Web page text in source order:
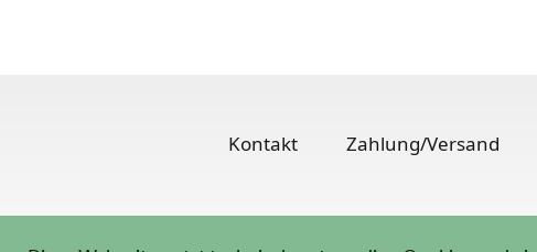
Kontakt Zahlung/Versand